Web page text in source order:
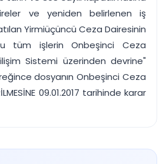
Ücretsiz Başlayın
ve yeniden belirlenen iş
Yirmiüçüncü Ceza Dairesinin
tüm işlerin Onbeşinci Ceza
Sistemi üzerinden devrine"
dosyanın Onbeşinci Ceza
09.01.2017 tarihinde karar